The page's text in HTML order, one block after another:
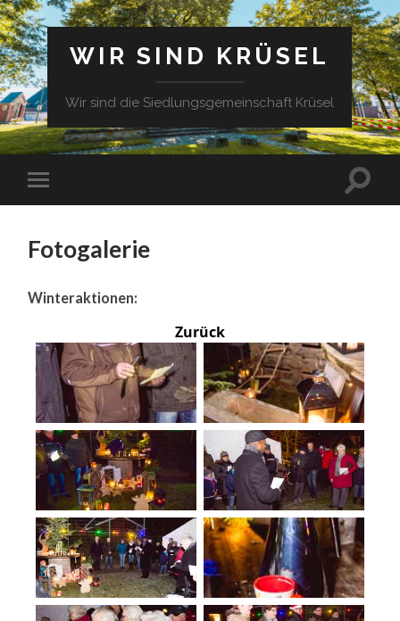
WIR SIND KRÜSEL
Wir sind die Siedlungsgemeinschaft Krüsel
Fotogalerie
Winteraktionen:
Zurück